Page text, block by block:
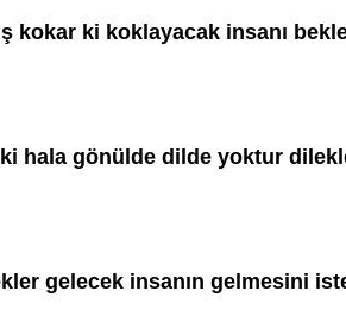
kokar ki koklayacak insanı
hala gönülde dilde yoktur
gelecek insanın gelmesini